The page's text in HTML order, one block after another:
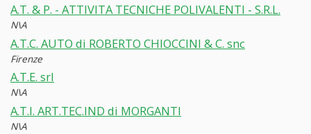
A.T. & P. - ATTIVITA TECNICHE POLIVALENTI - S.R.L.
N\A
A.T.C. AUTO di ROBERTO CHIOCCINI & C. snc
Firenze
A.T.E. srl
N\A
A.T.I. ART.TEC.IND di MORGANTI
N\A